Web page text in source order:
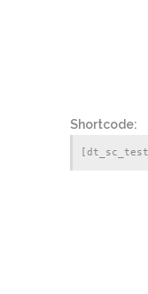
Shortcode: